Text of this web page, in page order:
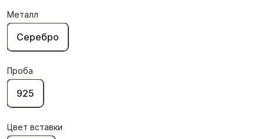
Металл
Серебро
Проба
925
Цвет вставки